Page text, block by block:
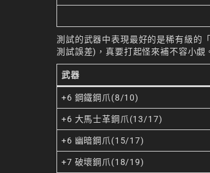
測試的武器中表現最好的是稀有級的
測試誤差)，真要打起怪來補不容小覷
武器
+6 鋼鐵鋼爪(8/10)
+6 大馬士革鋼爪(13/17)
+6 幽暗鋼爪(15/17)
+7 破壞鋼爪(18/19)